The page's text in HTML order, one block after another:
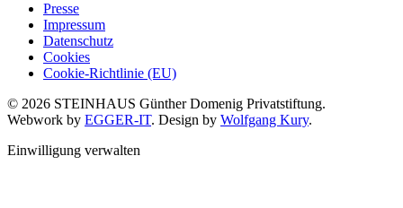
Presse
Impressum
Datenschutz
Cookies
Cookie-Richtlinie (EU)
© 2026 STEINHAUS Günther Domenig Privatstiftung.
Webwork by EGGER-IT. Design by Wolfgang Kury.
Einwilligung verwalten